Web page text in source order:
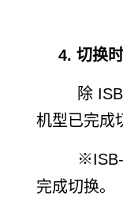
4. 切换时
除
机型已完成
※ISB-
完成切换。